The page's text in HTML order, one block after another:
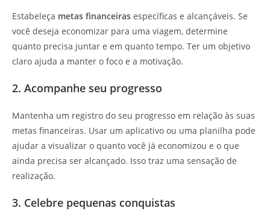
Estabeleça metas financeiras específicas e alcançáveis. Se
você deseja economizar para uma viagem, determine
quanto precisa juntar e em quanto tempo. Ter um objetivo
claro ajuda a manter o foco e a motivação.
2. Acompanhe seu progresso
Mantenha um registro do seu progresso em relação às suas
metas financeiras. Usar um aplicativo ou uma planilha pode
ajudar a visualizar o quanto você já economizou e o que
ainda precisa ser alcançado. Isso traz uma sensação de
realização.
3. Celebre pequenas conquistas